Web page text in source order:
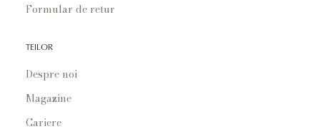
Formular de retur
TEILOR
Despre noi
Magazine
Cariere